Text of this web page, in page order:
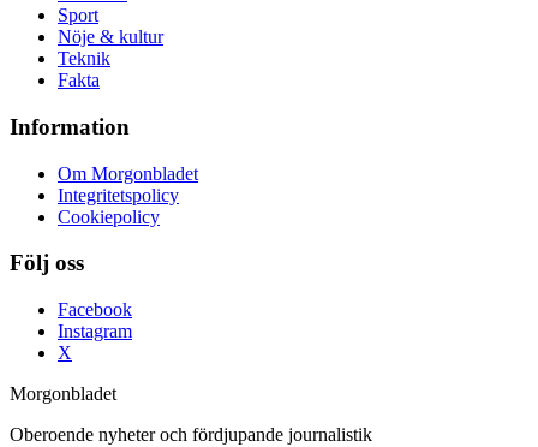
Sport
Nöje & kultur
Teknik
Fakta
Information
Om Morgonbladet
Integritetspolicy
Cookiepolicy
Följ oss
Facebook
Instagram
X
Morgonbladet
Oberoende nyheter och fördjupande journalistik